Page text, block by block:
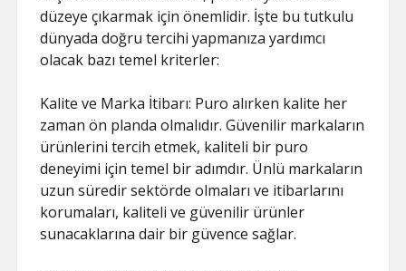
düzeye çıkarmak için önemlidir. İşte bu tutkulu
dünyada doğru tercihi yapmanıza yardımcı
olacak bazı temel kriterler:
Kalite ve Marka İtibarı: Puro alırken kalite her
zaman ön planda olmalıdır. Güvenilir markaların
ürünlerini tercih etmek, kaliteli bir puro
deneyimi için temel bir adımdır. Ünlü markaların
uzun süredir sektörde olmaları ve itibarlarını
korumaları, kaliteli ve güvenilir ürünler
sunacaklarına dair bir güvence sağlar.